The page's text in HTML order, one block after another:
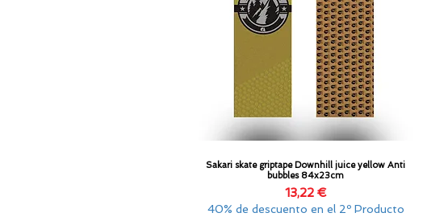
Vista rápida
Sakari skate griptape Downhill juice yellow Anti
bubbles 84x23cm
Precio
13,22 €
40% de descuento en el 2º Producto